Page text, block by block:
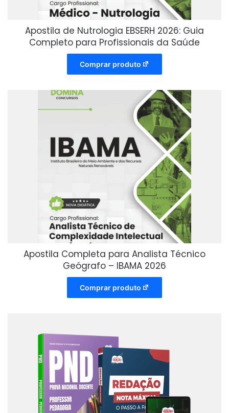
Apostila de Nutrologia EBSERH 2026: Guia
Completo para Profissionais da Saúde
Comprar produto
Apostila Completa para Analista Técnico
Geógrafo – IBAMA 2026
Comprar produto